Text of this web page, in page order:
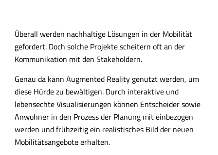
Überall werden nachhaltige Lösungen in der Mobilität
gefordert. Doch solche Projekte scheitern oft an der
Kommunikation mit den Stakeholdern.
Genau da kann Augmented Reality genutzt werden, um
diese Hürde zu bewältigen. Durch interaktive und
lebensechte Visualisierungen können Entscheider sowie
Anwohner in den Prozess der Planung mit einbezogen
werden und frühzeitig ein realistisches Bild der neuen
Mobilitätsangebote erhalten.